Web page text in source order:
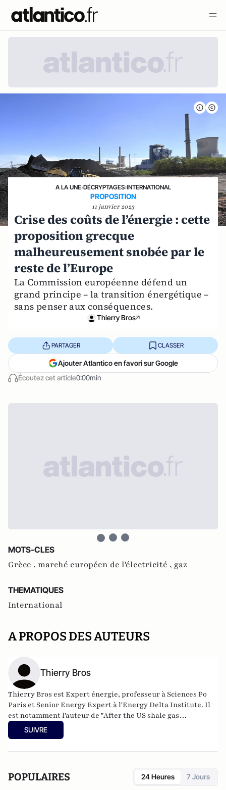
A LA UNE›DÉCRYPTAGES›INTERNATIONAL
PROPOSITION
11 janvier 2023
Crise des coûts de l’énergie : cette
proposition grecque
malheureusement snobée par le
reste de l’Europe
La Commission européenne défend un
grand principe – la transition énergétique –
sans penser aux conséquences.
Thierry Bros
Écoutez cet article0:00min
PARTAGER CLASSER
Ajouter Atlantico en favori sur Google
MOTS-CLES
Grèce , marché européen de l'électricité , gaz
THEMATIQUES
International
A PROPOS DES AUTEURS
Thierry Bros
Thierry Bros est Expert énergie, professeur à Sciences Po
Paris et Senior Energy Expert à l'Energy Delta Institute. Il
est notamment l'auteur de "After the US shale gas
revolution", publié aux Editions Technip et "Géopolitique du
gaz russe" aux Editions L’inventaire.
SUIVRE
POPULAIRES 24 Heures 7 Jours